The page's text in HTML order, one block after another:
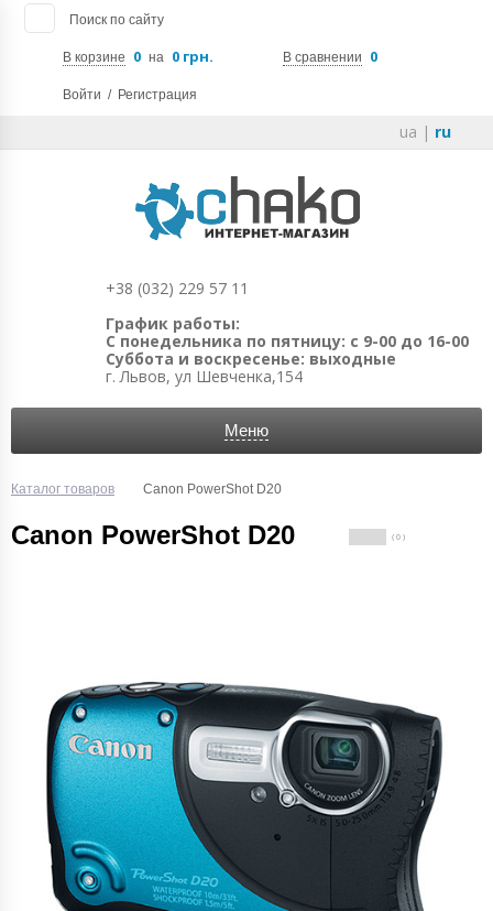
Поиск по сайту
В корзине 0 на 0 грн. В сравнении 0
Войти / Регистрация
ua | ru
+38 (032) 229 57 11
График работы:
С понедельника по пятницу: с 9-00 до 16-00
Суббота и воскресенье: выходные
г. Львов, ул Шевченка,154
Меню
Каталог товаров Canon PowerShot D20
Canon PowerShot D20 ( 0 )